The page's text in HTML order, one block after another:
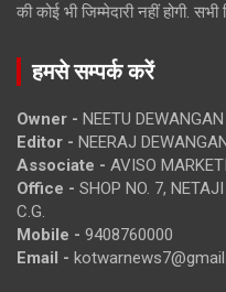
की कोई भी जिम्मेदारी नहीं होगी. सभी
हमसे सम्पर्क करें
Owner - NEETU DEWANGAN
Editor - NEERAJ
Associate - AVISO
Office - SHOP NO. 7,
C.G.
Mobile - 9408760000
Email -